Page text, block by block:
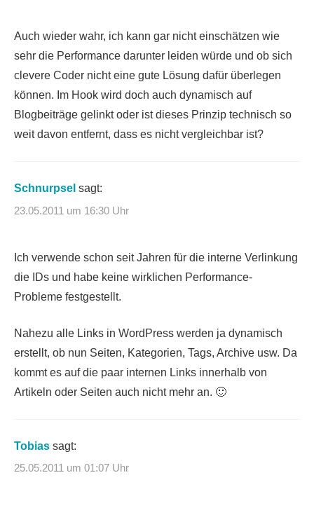
Auch wieder wahr, ich kann gar nicht einschätzen wie
sehr die Performance darunter leiden würde und ob sich
clevere Coder nicht eine gute Lösung dafür überlegen
können. Im Hook wird doch auch dynamisch auf
Blogbeiträge gelinkt oder ist dieses Prinzip technisch so
weit davon entfernt, dass es nicht vergleichbar ist?
Schnurpsel sagt:
23.05.2011 um 16:30 Uhr
Ich verwende schon seit Jahren für die interne Verlinkung
die IDs und habe keine wirklichen Performance-
Probleme festgestellt.
Nahezu alle Links in WordPress werden ja dynamisch
erstellt, ob nun Seiten, Kategorien, Tags, Archive usw. Da
kommt es auf die paar internen Links innerhalb von
Artikeln oder Seiten auch nicht mehr an. 🙂
Tobias sagt:
25.05.2011 um 01:07 Uhr